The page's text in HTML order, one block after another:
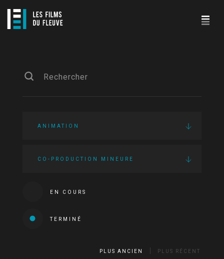
ANIMATION
CO-PRODUCTION MINEURE
EN COURS
TERMINÉ
PLUS ANCIEN PLUS RÉCENT